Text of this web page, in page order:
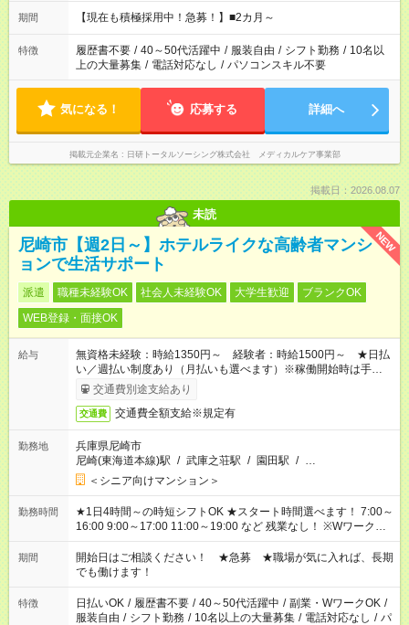
はプライベートの時間にしたい」 など、ご希望を教えてくださ
間と、もう1つのお仕事の勤務時間。 合計で週40時間を超える
場合は応募できません。
期間 【現在も積極採用中！急募！】■2カ月～
特徴 履歴書不要 / 40～50代活躍中 / 服装自由 / シフト勤務 / 10名以
上の大量募集 / 電話対応なし / パソコンスキル不要
気になる！ 応募する 詳細へ
掲載元企業名 日研トータルソーシング株式会社 メディカルケア事業部
掲載日：2026.08.07
未読
NEW
尼崎市【週2日～】ホテルライクな高齢者マンシ
ョンで生活サポート
派遣 職種未経験OK 社会人未経験OK 大学生歓迎
ブランクOK
WEB登録・面接OK
給与
無資格未経験：時給1350円～ 経験者：時給1500円～ ★日払
い／週払い制度あり（月払いも選べます）※稼働開始時は手続き
完了次第のお支払いとなります。
交通費別途支給あり
交通費 交通費全額支給※規定有
勤務地
兵庫県尼崎市
尼崎(東海道本線)駅 / 武庫之荘駅 / 園田駅 / …
＜シニア向けマンション＞
勤務時間
★1日4時間～の時短シフトOK ★スタート時間選べます！ 7:00～
16:00 9:00～17:00 11:00～19:00 など 残業なし！ ※Wワークの
場合、他のお仕事と合わせ週40時間超の就業はご案内できませ
ん ※法令に基づき、週20時間以上勤務は社会保険への加入対象
となります ※労働者派遣法（日雇い派遣の原則禁止）により、
短時間・短期間の就業はご案内が難しい場合があります
期間
開始日はご相談ください！ ★急募 ★職場が気に入れば、長期
でも働けます！
特徴 日払いOK / 履歴書不要 / 40～50代活躍中 / 副業・WワークOK /
服装自由 / シフト勤務 / 10名以上の大量募集 / 電話対応なし / パ